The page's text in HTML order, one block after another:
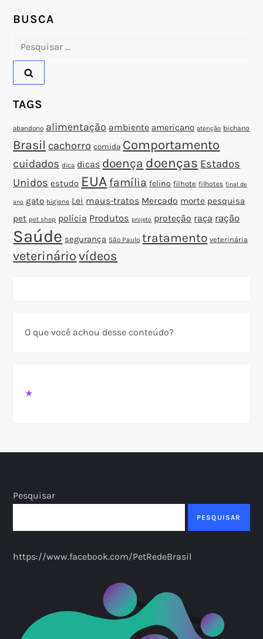
P
o
s
t
BUSCA
Pesquisar
TAGS
abandono alimentação ambiente americano atenção bichano
Brasil cachorro comida Comportamento
cuidados dica dicas doença doenças Estados
Unidos estudo EUA família felino filhote filhotes final de
ano gato higiene Lei maus-tratos Mercado morte pesquisa
pet pet shop polícia Produtos projeto proteção raça ração
Saúde segurança São Paulo tratamento veterinária
veterinário vídeos
O que você achou desse conteúdo?
★
Pesquisar
PESQUISAR
https://www.facebook.com/PetRedeBrasil